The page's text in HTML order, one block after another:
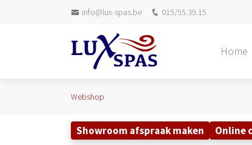
info@lux-spas.be 015/55.39.15
Home
Webshop
Showroom afspraak maken Online